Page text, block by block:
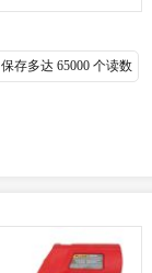
保存多达 65000 个读数